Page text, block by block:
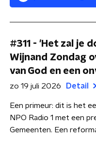
#311 - 'Het zal je
Wijnand Zondag
van God en een
zo 19 juli 2026 Detail
Een primeur: dit is het
NPO Radio 1 met een
Gemeenten. Een